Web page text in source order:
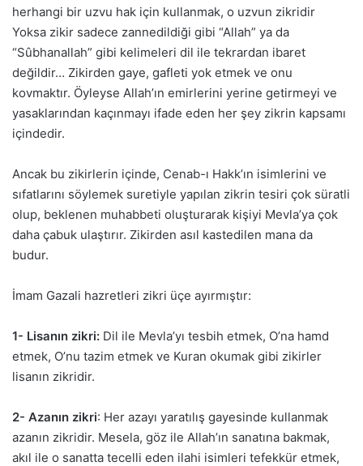
herhangi bir uzvu hak için kullanmak, o uzvun zikridir
Yoksa zikir sadece zannedildiği gibi “Allah” ya da
“Sûbhanallah” gibi kelimeleri dil ile tekrardan ibaret
değildir… Zikirden gaye, gafleti yok etmek ve onu
kovmaktır. Öyleyse Allah’ın emirlerini yerine getirmeyi ve
yasaklarından kaçınmayı ifade eden her şey zikrin kapsamı
içindedir.
Ancak bu zikirlerin içinde, Cenab-ı Hakk’ın isimlerini ve
sıfatlarını söylemek suretiyle yapılan zikrin tesiri çok süratli
olup, beklenen muhabbeti oluşturarak kişiyi Mevla’ya çok
daha çabuk ulaştırır. Zikirden asıl kastedilen mana da
budur.
İmam Gazali hazretleri zikri üçe ayırmıştır:
1- Lisanın zikri: Dil ile Mevla’yı tesbih etmek, O’na hamd
etmek, O’nu tazim etmek ve Kuran okumak gibi zikirler
lisanın zikridir.
2- Azanın zikri: Her azayı yaratılış gayesinde kullanmak
azanın zikridir. Mesela, göz ile Allah’ın sanatına bakmak,
akıl ile o sanatta tecelli eden ilahi isimleri tefekkür etmek,